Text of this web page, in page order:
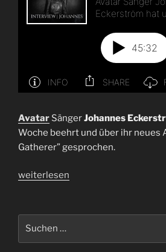
Avatar SängerJohannes
Woche beehrt und über ihr neues
Gatherer” gesprochen.
„Interview
Johannes
Eckerström“
weiterlesen